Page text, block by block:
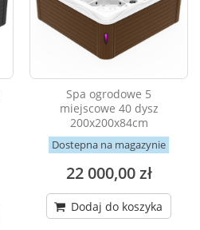
Spa ogrodowe 5
miejscowe 40 dysz
200x200x84cm
Dostepna na magazynie
22 000,00 zł
Dodaj do koszyka